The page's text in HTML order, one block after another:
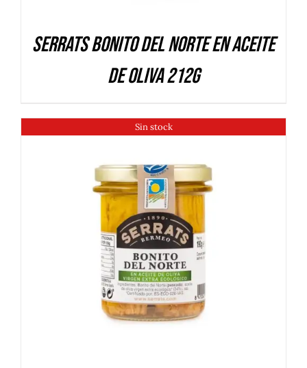
Serrats Bonito del Norte en aceite
de oliva 212g
Sin stock
DETALLES